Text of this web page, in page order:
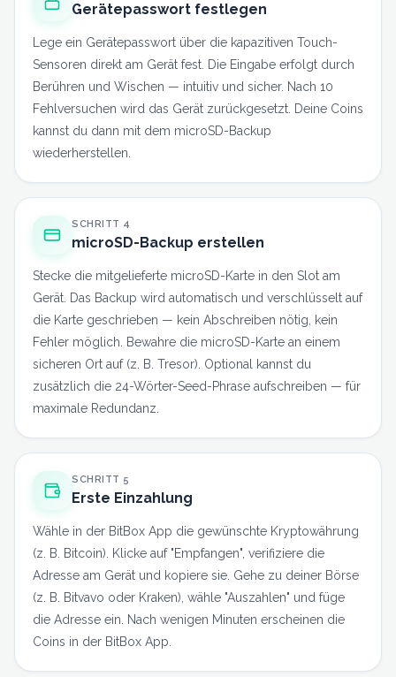
Gerätepasswort festlegen
Lege ein Gerätepasswort über die kapazitiven Touch-
Sensoren direkt am Gerät fest. Die Eingabe erfolgt durch
Berühren und Wischen — intuitiv und sicher. Nach 10
Fehlversuchen wird das Gerät zurückgesetzt. Deine Coins
kannst du dann mit dem microSD-Backup
wiederherstellen.
SCHRITT 4
microSD-Backup erstellen
Stecke die mitgelieferte microSD-Karte in den Slot am
Gerät. Das Backup wird automatisch und verschlüsselt auf
die Karte geschrieben — kein Abschreiben nötig, kein
Fehler möglich. Bewahre die microSD-Karte an einem
sicheren Ort auf (z. B. Tresor). Optional kannst du
zusätzlich die 24-Wörter-Seed-Phrase aufschreiben — für
maximale Redundanz.
SCHRITT 5
Erste Einzahlung
Wähle in der BitBox App die gewünschte Kryptowährung
(z. B. Bitcoin). Klicke auf "Empfangen", verifiziere die
Adresse am Gerät und kopiere sie. Gehe zu deiner Börse
(z. B. Bitvavo oder Kraken), wähle "Auszahlen" und füge
die Adresse ein. Nach wenigen Minuten erscheinen die
Coins in der BitBox App.